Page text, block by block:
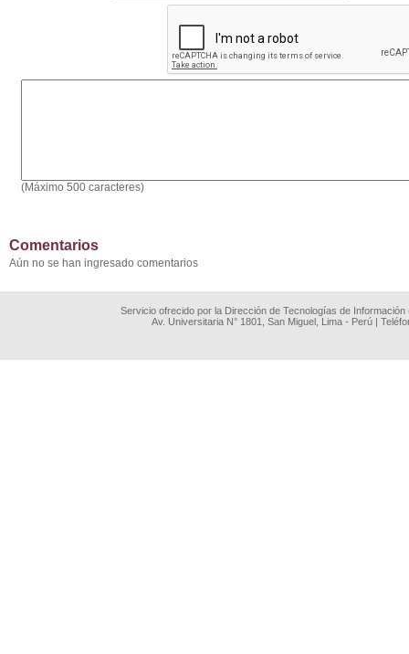
(Máximo 500 caracteres)
Comentarios
Aún no se han ingresado comentarios
Servicio ofrecido por la Dirección de Tecnologías de
Av. Universitaria N° 1801, San Miguel, Lima - Perú |